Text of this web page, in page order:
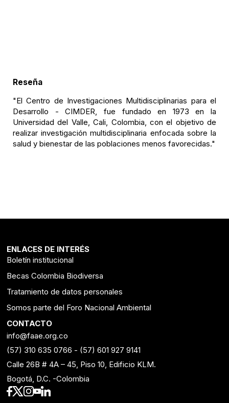
Reseña
"El Centro de Investigaciones Multidisciplinarias para el
Desarrollo - CIMDER, fue fundado en 1973 en la
Universidad del Valle, Cali, Colombia, con el objetivo de
realizar investigación multidisciplinaria enfocada sobre la
salud y bienestar de las poblaciones menos favorecidas."
ENLACES DE INTERÉS
Boletín institucional
Becas Colombia Biodiversa
Tratamiento de datos personales
Somos parte del Foro Nacional Ambiental
CONTACTO
info@faae.org.co
(57) 310 635 0766 - (57) 601 927 9141
Calle 26B # 4A – 45, Piso 10, Edificio KLM.
Bogotá, D.C. -Colombia